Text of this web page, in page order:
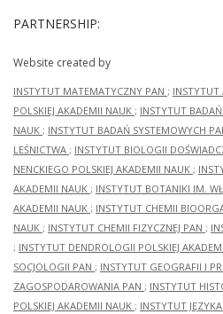
PARTNERSHIP:
Website created by
INSTYTUT MATEMATYCZNY PAN ; INSTYTUT
POLSKIEJ AKADEMII NAUK ; INSTYTUT
NAUK ; INSTYTUT BADAŃ SYSTEMOWYCH
LEŚNICTWA ; INSTYTUT BIOLOGII
NENCKIEGO POLSKIEJ AKADEMII NAUK ;
AKADEMII NAUK ; INSTYTUT BOTANIKI IM.
AKADEMII NAUK ; INSTYTUT CHEMII
NAUK ; INSTYTUT CHEMII FIZYCZNEJ PAN ;
; INSTYTUT DENDROLOGII POLSKIEJ
SOCJOLOGII PAN ; INSTYTUT GEOGRAFII I
ZAGOSPODAROWANIA PAN ; INSTYTUT
POLSKIEJ AKADEMII NAUK ; INSTYTUT